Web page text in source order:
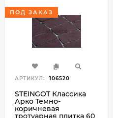
ПОД ЗАКАЗ
АРТИКУЛ: 106520
STEINGOT Классика
Арко Темно-
коричневая
тротуарная плитка 60